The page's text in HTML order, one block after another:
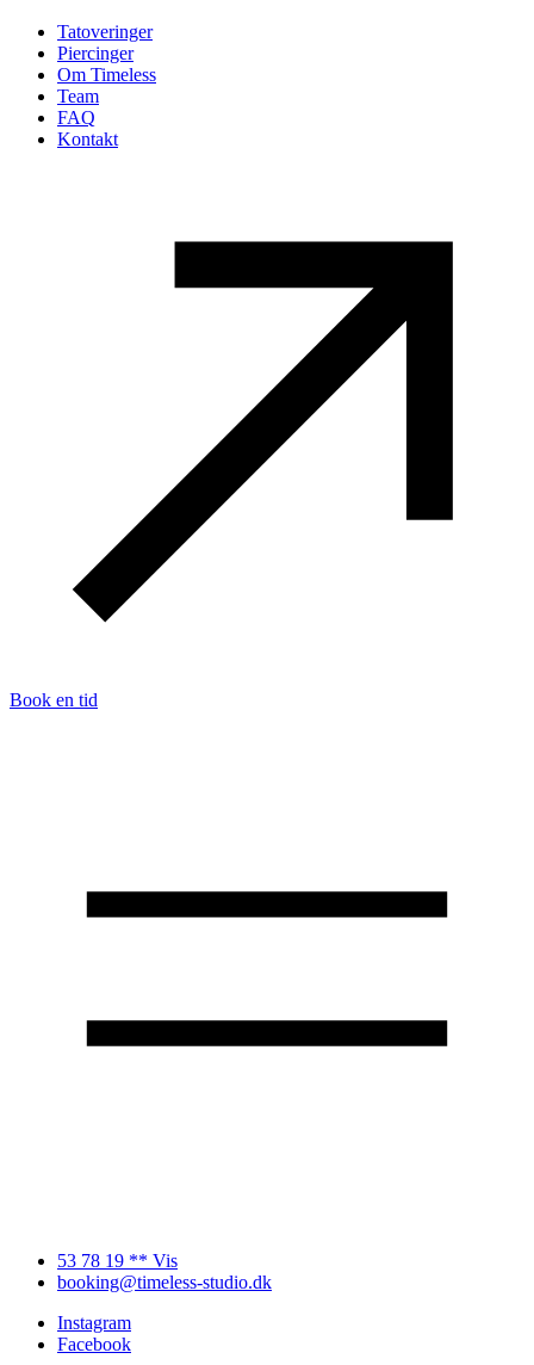
Tatoveringer
Piercinger
Om Timeless
Team
FAQ
Kontakt
Book en tid
53 78 19 ** Vis
booking@timeless-studio.dk
Instagram
Facebook